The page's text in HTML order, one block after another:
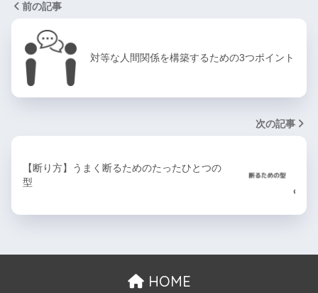
前の記事
対等な人間関係を構築するための3つポイント
次の記事
【断り方】うまく断るためのたったひとつの
型
HOME